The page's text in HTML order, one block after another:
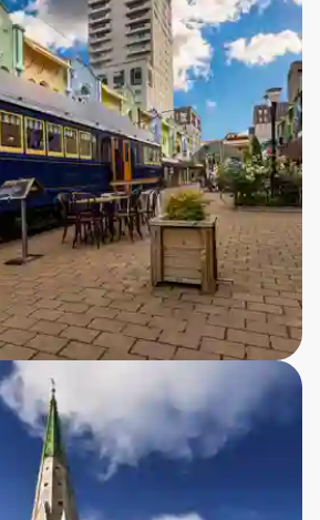
Park
vi en spændende blanding af
byfornyelse, inden vi når Rotorua –
kendt for sin geotermiske
Du kan også se frem til en